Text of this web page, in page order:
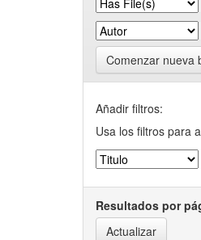
Comenzar nueva
Añadir filtros:
Usa los filtros para
Resultados por